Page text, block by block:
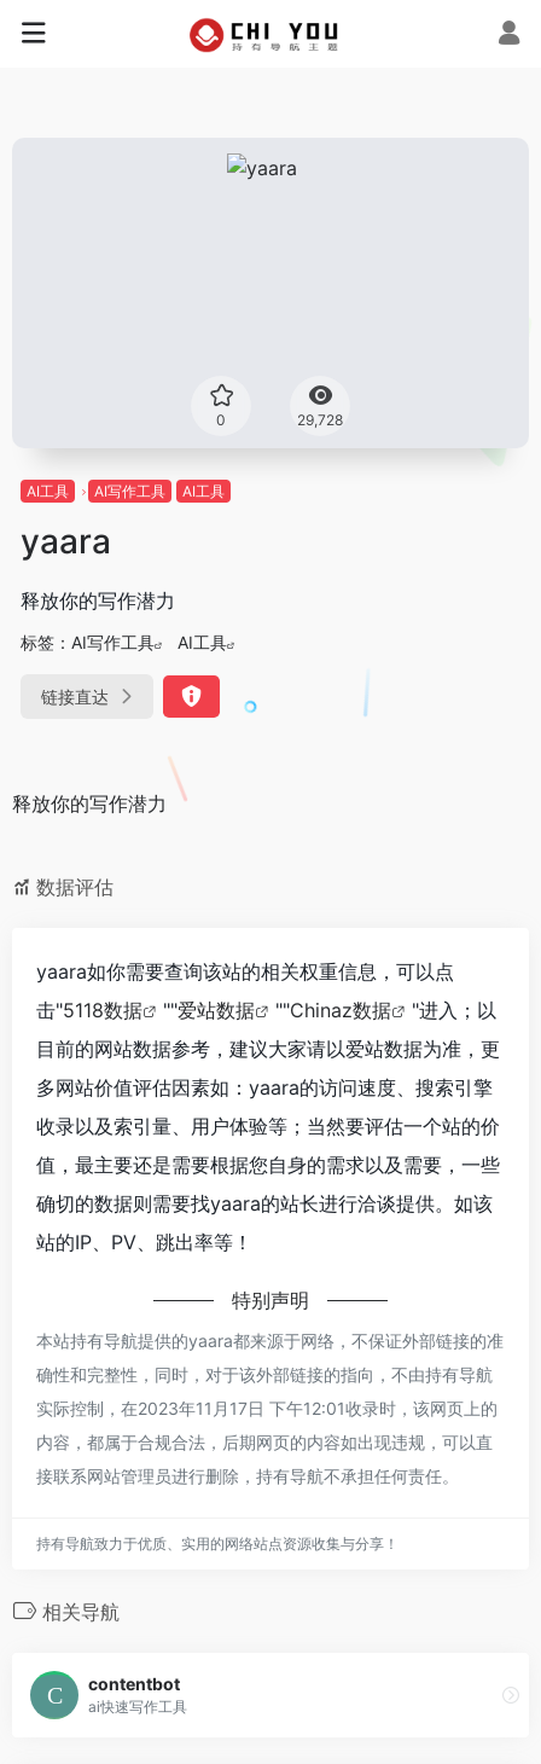
0 29,728
AI工具 AI写作工具 AI工具
yaara
释放你的写作潜力
标签： AI写作工具 AI工具
链接直达
释放你的写作潜力
数据评估
yaara如你需要查询该站的相关权重信息，可以点
击"5118数据 ""爱站数据 ""Chinaz数据
"进入；以
目前的网站数据参考，建议大家请以爱站数据为准，更
多网站价值评估因素如：yaara的访问速度、搜索引擎
收录以及索引量、用户体验等；当然要评估一个站的价
值，最主要还是需要根据您自身的需求以及需要，一些
确切的数据则需要找yaara的站长进行洽谈提供。如该
站的IP、PV、跳出率等！
特别声明
本站持有导航提供的yaara都来源于网络，不保证外部链接的准
确性和完整性，同时，对于该外部链接的指向，不由持有导航
实际控制，在2023年11月17日 下午12:01收录时，该网页上的
内容，都属于合规合法，后期网页的内容如出现违规，可以直
接联系网站管理员进行删除，持有导航不承担任何责任。
持有导航致力于优质、实用的网络站点资源收集与分享！
相关导航
contentbot
ai快速写作工具